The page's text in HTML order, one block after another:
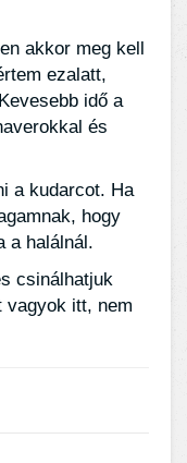
akkor meg kell
ezalatt,
idő a
és
a kudarcot. Ha
hogy
a halálnál.
csinálhatjuk
vagyok itt, nem